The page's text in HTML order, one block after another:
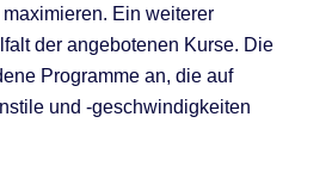
Ein weiterer
der angebotenen Kurse. Die
Programme an, die auf
und -geschwindigkeiten